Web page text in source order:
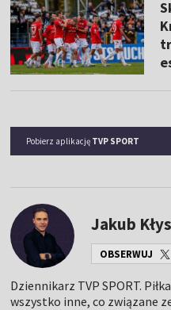
Pobierz aplikację TVP SPORT
Jakub
OBSERWUJ
Dziennikarz TVP SPORT.
wszystko inne, co związane